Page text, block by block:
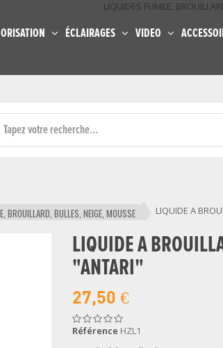
ÉCLAIRAGES VIDEO
LIQUIDES FUMEE,
BROUILLARD, BULLES, NEIGE, MOUSSE LIQUIDE A
LIQUIDE A
"ANTARI"
27,50 €
Référence HZL1